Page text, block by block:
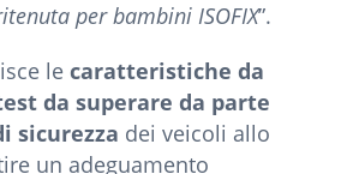
per bambini ISOFIX”.
le caratteristiche da
da superare da parte
sicurezza dei veicoli allo
un adeguamento